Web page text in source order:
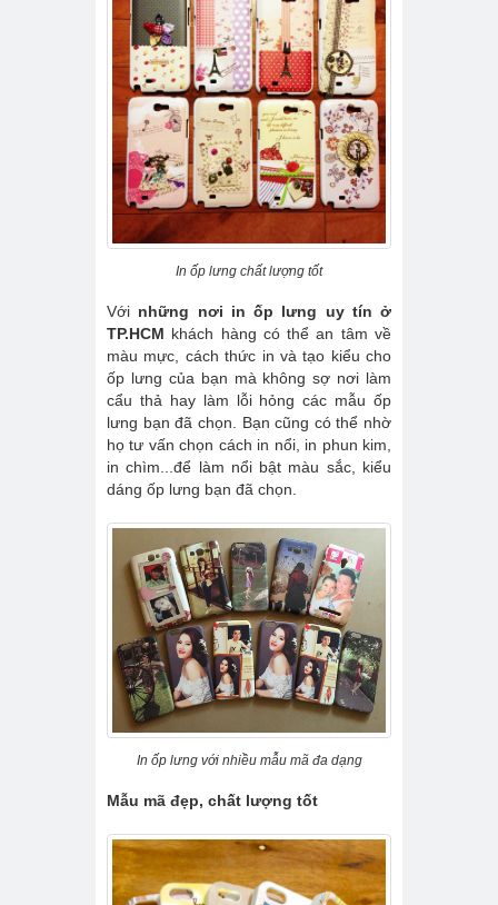
In ốp lưng chất lượng tốt
Với những nơi in ốp lưng uy tín ở
TP.HCM khách hàng có thể an tâm về
màu mực, cách thức in và tạo kiểu cho
ốp lưng của bạn mà không sợ nơi làm
cẩu thả hay làm lỗi hỏng các mẫu ốp
lưng bạn đã chọn. Bạn cũng có thể nhờ
họ tư vấn chọn cách in nổi, in phun kim,
in chìm...để làm nổi bật màu sắc, kiểu
dáng ốp lưng bạn đã chọn.
In ốp lưng với nhiều mẫu mã đa dạng
Mẫu mã đẹp, chất lượng tốt